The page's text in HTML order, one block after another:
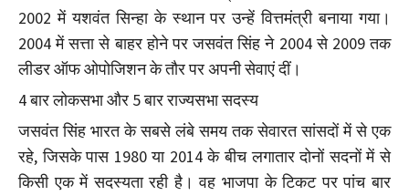
2002 में यशवंत सिन्हा के स्थान पर उन्हें वित्तमंत्री बनाया गया।
2004 में सत्ता से बाहर होने पर जसवंत सिंह ने 2004 से 2009 तक
लीडर ऑफ ओपोजिशन के तौर पर अपनी सेवाएं दीं।
4 बार लोकसभा और 5 बार राज्यसभा सदस्य
जसवंत सिंह भारत के सबसे लंबे समय तक सेवारत सांसदों में से एक
रहे, जिसके पास 1980 या 2014 के बीच लगातार दोनों सदनों में से
किसी एक में सदस्यता रही है। वह भाजपा के टिकट पर पांच बार